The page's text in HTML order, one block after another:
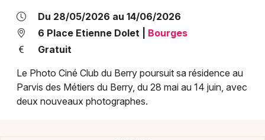
Manifestations
Foires & salons
Spectacles
Concerts
Marseille
Mulhouse
Nantes
Nice
Du 28/05/2026 au 14/06/2026
6 Place Etienne Dolet
Bourges
Gratuit
Le Photo Ciné Club du Berry poursuit sa résidence au
Parvis des Métiers du Berry, du 28 mai au 14 juin, avec
deux nouveaux photographes.